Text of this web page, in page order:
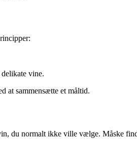
vine.
at sammensætte et måltid.
du normalt ikke ville vælge. Måske